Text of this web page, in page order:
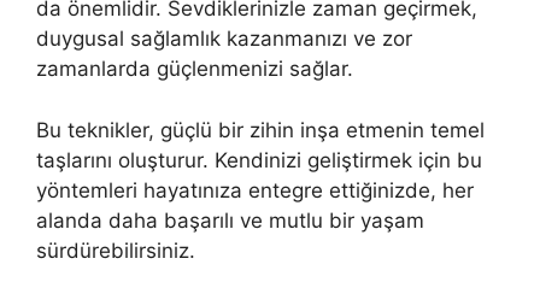
da önemlidir. Sevdiklerinizle zaman geçirmek,
duygusal sağlamlık kazanmanızı ve zor
zamanlarda güçlenmenizi sağlar.
Bu teknikler, güçlü bir zihin inşa etmenin temel
taşlarını oluşturur. Kendinizi geliştirmek için bu
yöntemleri hayatınıza entegre ettiğinizde, her
alanda daha başarılı ve mutlu bir yaşam
sürdürebilirsiniz.